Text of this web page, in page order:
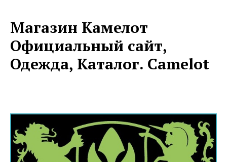
Магазин Камелот
Официальный сайт,
Одежда, Каталог. Camelot